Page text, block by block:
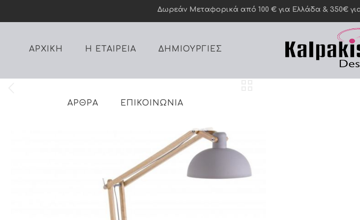
Δωρεάν Mεταφορικά από 100 € για Ελλάδα & 350€
ΑΡΧΙΚΗ Η ΕΤΑΙΡΕΙΑ ΔΗΜΙΟΥΡΓΙΕΣ
ΑΡΘΡΑ ΕΠΙΚΟΙΝΩΝΙΑ